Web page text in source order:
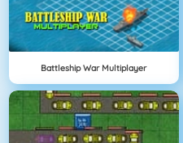
Battleship War Multiplayer